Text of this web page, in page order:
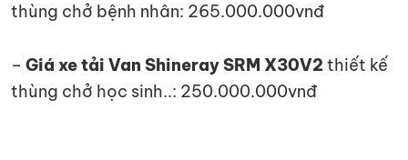
thùng chở bệnh nhân: 265.000.000vnđ
– Giá xe tải Van Shineray SRM X30V2 thiết kế
thùng chở học sinh..: 250.000.000vnđ